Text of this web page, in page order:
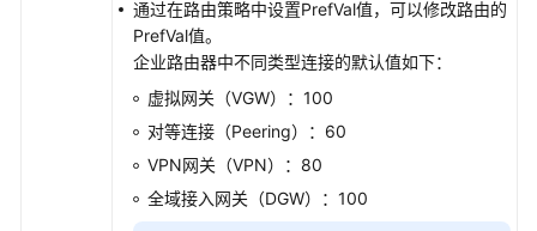
通过在路由策略中设置PrefVal值，可以修改路由的
PrefVal值。
企业路由器中不同类型连接的默认值如下：
虚拟网关（VGW）：100
对等连接（Peering）：60
VPN网关（VPN）：80
全域接入网关（DGW）：100